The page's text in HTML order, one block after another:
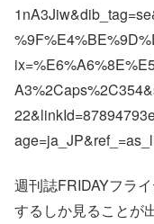
週刊誌FRIDAYフラ
するしか見ることが